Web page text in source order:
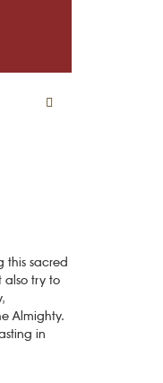
this sacred
also try to
Almighty.
in